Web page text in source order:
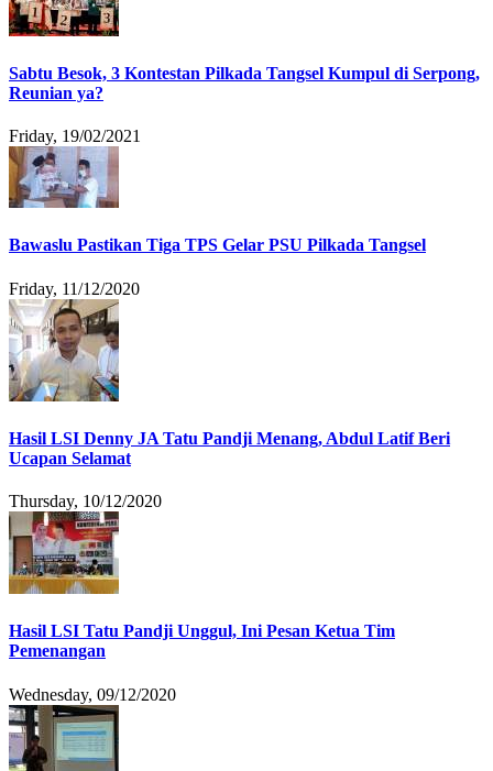
Sabtu Besok, 3 Kontestan Pilkada Tangsel Kumpul di Serpong,
Reunian ya?
Friday, 19/02/2021
Bawaslu Pastikan Tiga TPS Gelar PSU Pilkada Tangsel
Friday, 11/12/2020
Hasil LSI Denny JA Tatu Pandji Menang, Abdul Latif Beri
Ucapan Selamat
Thursday, 10/12/2020
Hasil LSI Tatu Pandji Unggul, Ini Pesan Ketua Tim
Pemenangan
Wednesday, 09/12/2020